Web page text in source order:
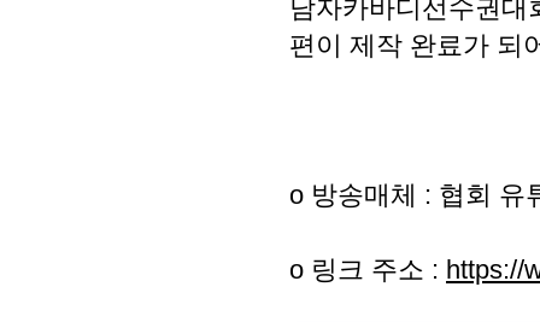
남자카바디선수권
편이 제작 완료가 되
o 방송매체 : 협회 유
o 링크 주소 : https://